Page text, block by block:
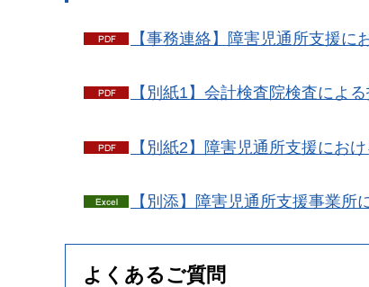
【事務連絡】障害児通所支援に
【別紙1】会計検査院検査によ
【別紙2】障害児通所支援にお
【別添】障害児通所支援事業所
よくあるご質問